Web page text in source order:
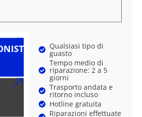
Qualsiasi tipo di
guasto
Tempo medio di
riparazione: 2 a 5
giorni
Trasporto andata e
ritorno incluso
Hotline gratuita
Riparazioni effettuate